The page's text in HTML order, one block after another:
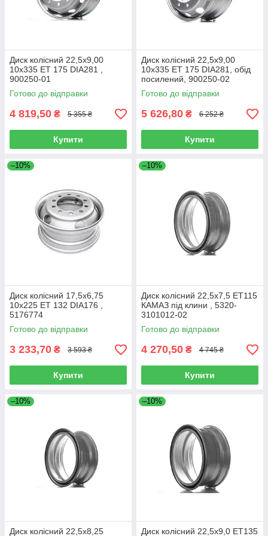
легко завдяки продуманому інтерфейсу сайту. Оплачувати
купівлю можна доступним для покупця способом. Доставка
Диск колісний 22,5х9,00
10х335 ET 175 DIA281 ,
900250-01
Готово до відправки
4 819,50 ₴ 5 355 ₴
Купити
Диск колісний 22,5х9,00
10х335 ET 175 DIA281, обід
посилений, 900250-02
Готово до відправки
5 626,80 ₴ 6 252 ₴
Купити
–10%
Диск колісний 17,5х6,75
10х225 ET 132 DIA176 ,
5176774
Готово до відправки
3 233,70 ₴ 3 593 ₴
Купити
–10%
Диск колісний 22,5х7,5 ET115
КАМАЗ під клини , 5320-
3101012-02
Готово до відправки
4 270,50 ₴ 4 745 ₴
Купити
–10%
Диск колісний 22,5х8,25
–10%
Диск колісний 22,5х9,0 ET135